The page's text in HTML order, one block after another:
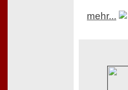
mehr...